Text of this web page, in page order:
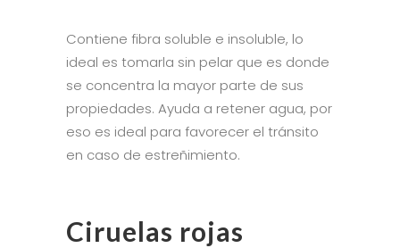
Contiene fibra soluble e insoluble, lo
ideal es tomarla sin pelar que es donde
se concentra la mayor parte de sus
propiedades. Ayuda a retener agua, por
eso es ideal para favorecer el tránsito
en caso de estreñimiento.
Ciruelas rojas